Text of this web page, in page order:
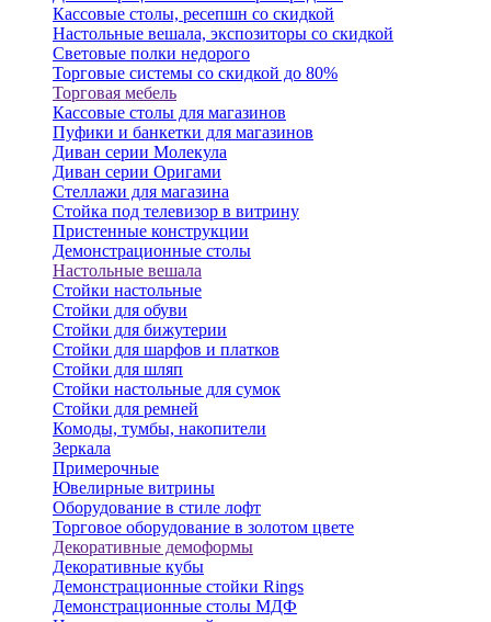
Кассовые столы, ресепшн со скидкой
Настольные вешала, экспозиторы со скидкой
Световые полки недорого
Торговые системы со скидкой до 80%
Торговая мебель
Кассовые столы для магазинов
Пуфики и банкетки для магазинов
Диван серии Молекула
Диван серии Оригами
Стеллажи для магазина
Стойка под телевизор в витрину
Пристенные конструкции
Демонстрационные столы
Настольные вешала
Стойки настольные
Стойки для обуви
Стойки для бижутерии
Стойки для шарфов и платков
Стойки для шляп
Стойки настольные для сумок
Стойки для ремней
Комоды, тумбы, накопители
Зеркала
Примерочные
Ювелирные витрины
Оборудование в стиле лофт
Торговое оборудование в золотом цвете
Декоративные демоформы
Декоративные кубы
Демонстрационные стойки Rings
Демонстрационные столы МДФ